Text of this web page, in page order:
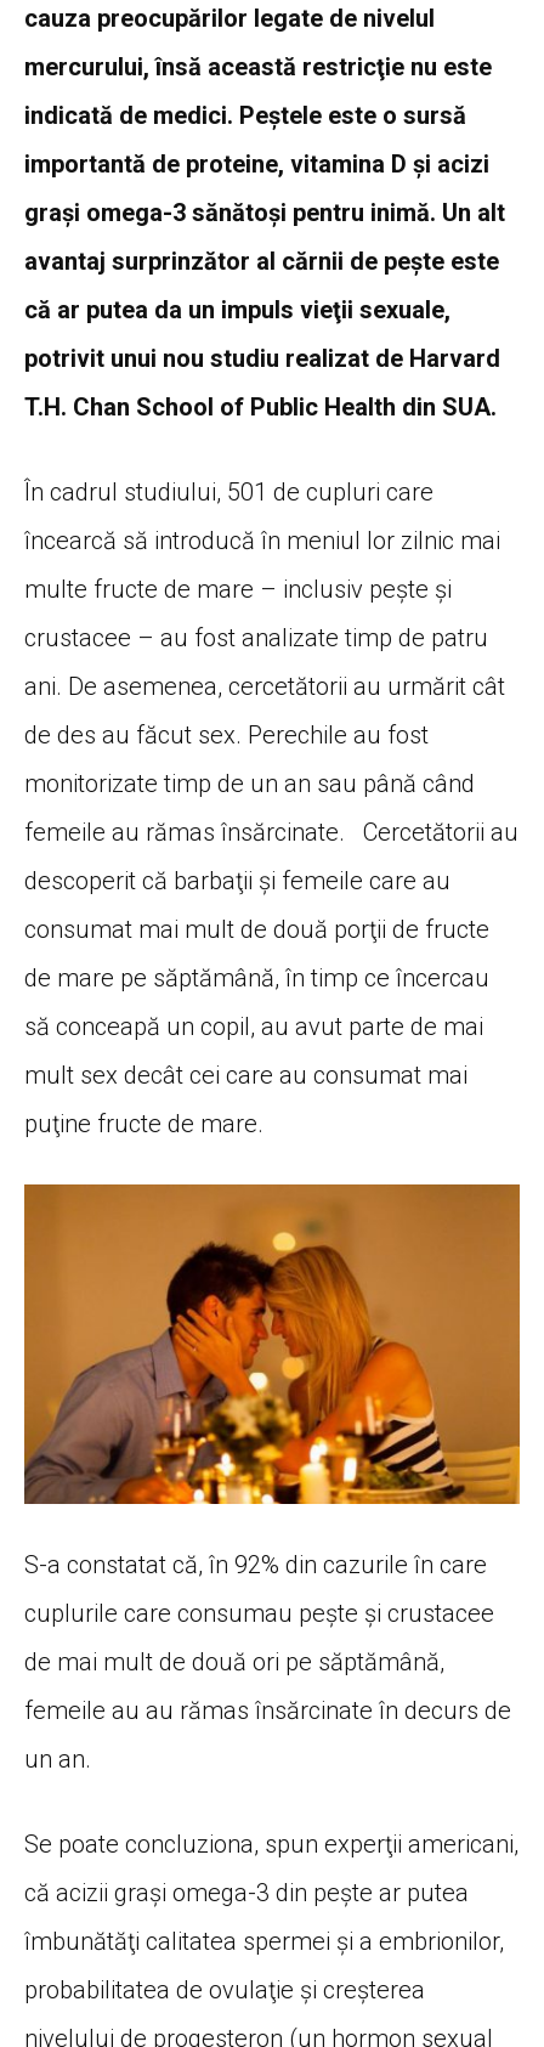
cauza preocupărilor legate de nivelul
mercurului, însă această restricţie nu este
indicată de medici. Peştele este o sursă
importantă de proteine, vitamina D şi acizi
graşi omega-3 sănătoşi pentru inimă. Un alt
avantaj surprinzător al cărnii de peşte este
că ar putea da un impuls vieţii sexuale,
potrivit unui nou studiu realizat de Harvard
T.H. Chan School of Public Health din SUA.
În cadrul studiului, 501 de cupluri care
încearcă să introducă în meniul lor zilnic mai
multe fructe de mare – inclusiv peşte şi
crustacee – au fost analizate timp de patru
ani. De asemenea, cercetătorii au urmărit cât
de des au făcut sex. Perechile au fost
monitorizate timp de un an sau până când
femeile au rămas însărcinate. Cercetătorii au
descoperit că barbaţii şi femeile care au
consumat mai mult de două porţii de fructe
de mare pe săptămână, în timp ce încercau
să conceapă un copil, au avut parte de mai
mult sex decât cei care au consumat mai
puţine fructe de mare.
S-a constatat că, în 92% din cazurile în care
cuplurile care consumau peşte şi crustacee
de mai mult de două ori pe săptămână,
femeile au au rămas însărcinate în decurs de
un an.
Se poate concluziona, spun experţii americani,
că acizii graşi omega-3 din peşte ar putea
îmbunătăţi calitatea spermei şi a embrionilor,
probabilitatea de ovulaţie şi creşterea
nivelului de progesteron (un hormon sexual